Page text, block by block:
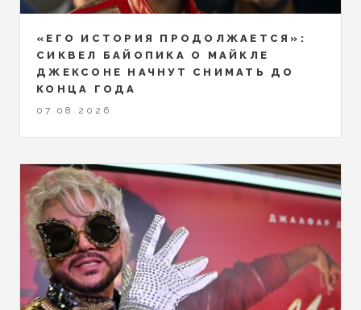
«ЕГО ИСТОРИЯ ПРОДОЛЖАЕТСЯ»:
СИКВЕЛ БАЙОПИКА О МАЙКЛЕ
ДЖЕКСОНЕ НАЧНУТ СНИМАТЬ ДО
КОНЦА ГОДА
07.08.2026